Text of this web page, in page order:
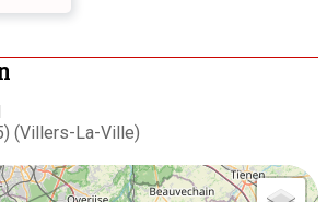
(Villers-La-Ville)